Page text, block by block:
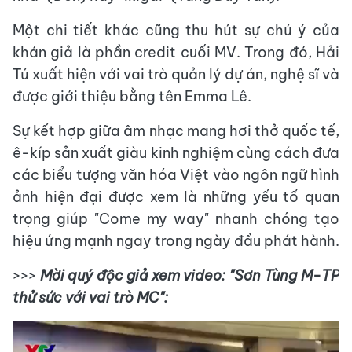
Một chi tiết khác cũng thu hút sự chú ý của
khán giả là phần credit cuối MV. Trong đó, Hải
Tú xuất hiện với vai trò quản lý dự án, nghệ sĩ và
được giới thiệu bằng tên Emma Lê.
Sự kết hợp giữa âm nhạc mang hơi thở quốc tế,
ê-kíp sản xuất giàu kinh nghiệm cùng cách đưa
các biểu tượng văn hóa Việt vào ngôn ngữ hình
ảnh hiện đại được xem là những yếu tố quan
trọng giúp "Come my way" nhanh chóng tạo
hiệu ứng mạnh ngay trong ngày đầu phát hành.
>>> Mời quý độc giả xem video: "Sơn Tùng M-TP
thử sức với vai trò MC":